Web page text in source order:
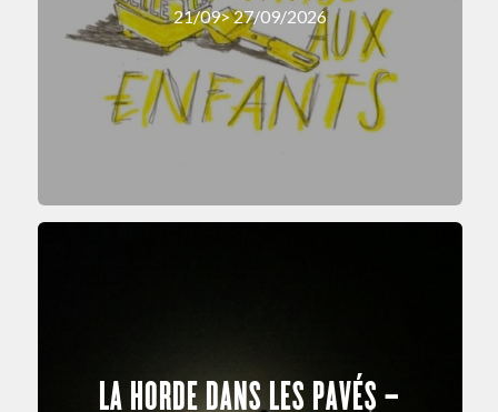
21/09> 27/09/2026
LA HORDE DANS LES PAVÉS –